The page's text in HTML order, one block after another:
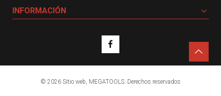
INFORMACIÓN
© 2026 Sitio web, MEGATOOLS. Derechos reservados